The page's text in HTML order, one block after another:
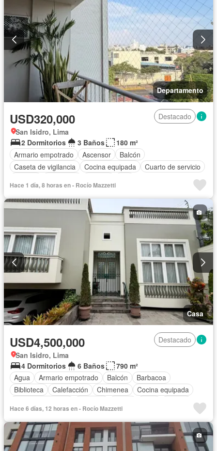
Departamento
USD320,000
Destacado
San Isidro, Lima
2 Dormitorios
3 Baños
180 m²
Armario empotrado
Ascensor
Balcón
Caseta de vigilancia
Cocina equipada
Cuarto de servicio
Hace 1 día, 8 horas en - Rocío Mazzetti
Casa
USD4,500,000
Destacado
San Isidro, Lima
4 Dormitorios
6 Baños
790 m²
Agua
Armario empotrado Balcón
Barbacoa
Biblioteca
Calefacción Chimenea
Cocina equipada
Vigilante
Terraza
Hace 6 días, 12 horas en - Rocío Mazzetti